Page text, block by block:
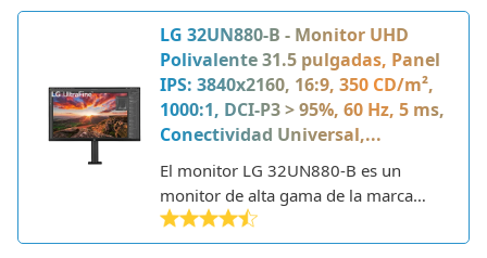
LG 32UN880-B - Monitor UHD
Polivalente 31.5 pulgadas, Panel
IPS: 3840x2160, 16:9, 350 CD/m²,
1000:1, DCI-P3 > 95%, 60 Hz, 5 ms,
Conectividad Universal,...
El monitor LG 32UN880-B es un
monitor de alta gama de la marca
surcoreana LG. Se trata de un monitor
de 32 pulgadas con panel IPS y